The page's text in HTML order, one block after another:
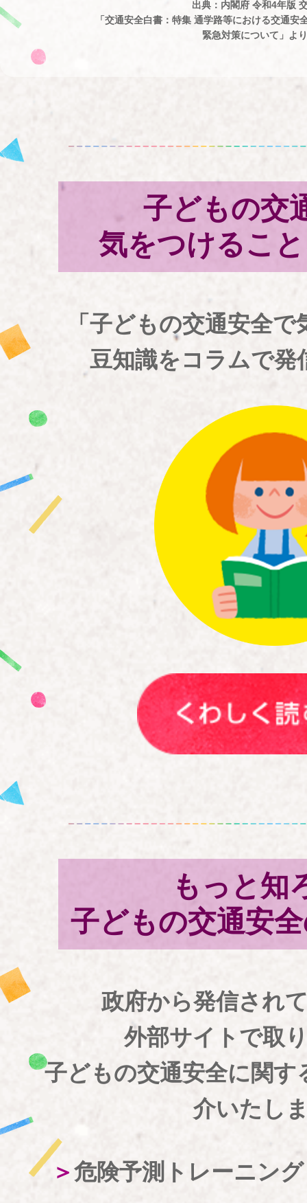
出典：内閣府 令和4年版
「交通安全白書：特集 通学路等における交通
緊急対策について」よ
子どもの交
気をつけるこ
「子どもの交通安全
豆知識をコラムで発
もっと知
子どもの交通安
政府から発信され
外部サイトで取
子どもの交通安全に関す
介いたし
危険予測トレーニン